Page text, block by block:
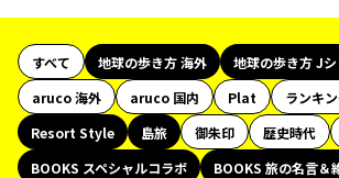
すべて 地球の歩き方 海外
地球の歩き方 Jシ
aruco 海外
aruco 国内 Plat
ランキ
Resort Style
島旅 御朱印 歴史時代
BOOKS スペシャルコラボ
BOOKS 旅の名言＆